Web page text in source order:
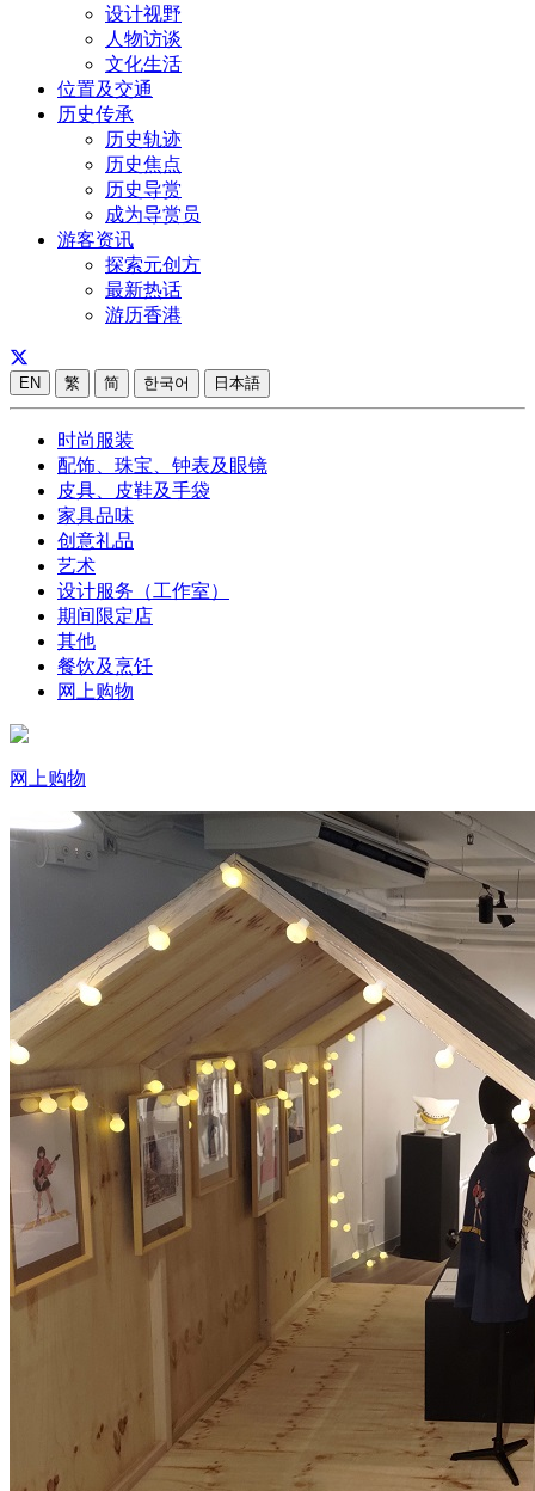
设计视野
人物访谈
文化生活
位置及交通
历史传承
历史轨迹
历史焦点
历史导赏
成为导赏员
游客资讯
探索元创方
最新热话
游历香港
EN 繁 简 한국어 日本語
时尚服装
配饰、珠宝、钟表及眼镜
皮具、皮鞋及手袋
家具品味
创意礼品
艺术
设计服务（工作室）
期间限定店
其他
餐饮及烹饪
网上购物
网上购物